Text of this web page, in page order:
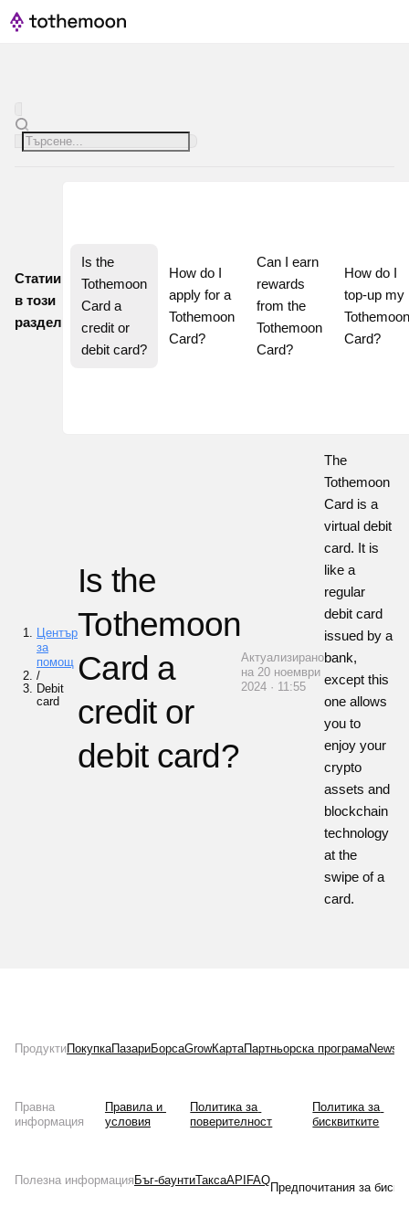
Статии
в този
раздел
Is the
Tothemoon
Card a
credit or
debit card?
How do I
apply for a
Tothemoon
Card?
Can I earn
rewards
from the
Tothemoon
Card?
How do I
top-up my
Tothemoon
Card?
Център
за
помощ
/
Debit
card
Is the
Tothemoon
Card a
credit or
debit card?
Актуализирано
на 20 ноември
2024 · 11:55
The
Tothemoon
Card is a
virtual debit
card. It is
like a
regular
debit card
issued by a
bank,
except this
one allows
you to
enjoy your
crypto
assets and
blockchain
technology
at the
swipe of a
card.
ПродуктиПокупкаПазариБорсаGrowКартаПартньорска програмаNews
Правна
информация
Правила и
условия
Политика за
поверителност
Политика за
бисквитките
Полезна информация Бъг-баунтиТаксаAPI FAQ
Предпочитания за